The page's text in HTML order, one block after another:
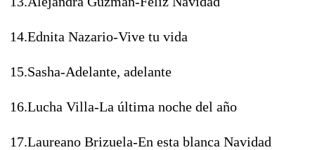
14.Ednita Nazario-Vive tu vida
15.Sasha-Adelante, adelante
16.Lucha Villa-La última noche del año
17.Laureano Brizuela-En esta blanca Navidad